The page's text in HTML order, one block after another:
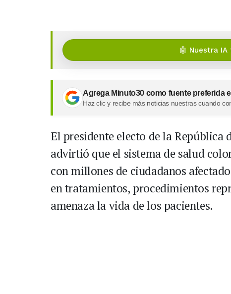
🤖 Nuestra
Agrega Minuto30 como fuente preferida
Haz clic y recibe más noticias nuestras cuando
El presidente electo de la
advirtió que el sistema de salud
con millones de ciudadanos
en tratamientos, procedimientos
amenaza la vida de los pacientes.